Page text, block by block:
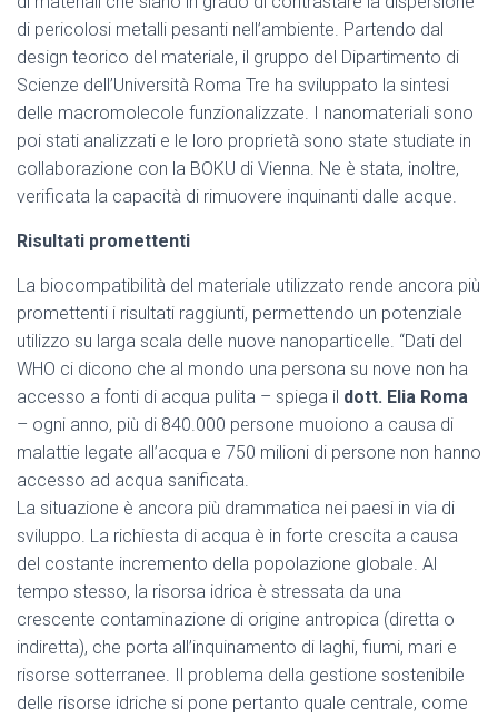
di pericolosi metalli pesanti nell’ambiente. Partendo dal
design teorico del materiale, il gruppo del Dipartimento di
Scienze dell’Università Roma Tre ha sviluppato la sintesi
delle macromolecole funzionalizzate. I nanomateriali sono
poi stati analizzati e le loro proprietà sono state studiate in
collaborazione con la BOKU di Vienna. Ne è stata, inoltre,
verificata la capacità di rimuovere inquinanti dalle acque.
Risultati promettenti
La biocompatibilità del materiale utilizzato rende ancora più
promettenti i risultati raggiunti, permettendo un potenziale
utilizzo su larga scala delle nuove nanoparticelle. “Dati del
WHO ci dicono che al mondo una persona su nove non ha
accesso a fonti di acqua pulita – spiega il dott. Elia Roma
– ogni anno, più di 840.000 persone muoiono a causa di
malattie legate all’acqua e 750 milioni di persone non hanno
accesso ad acqua sanificata.
La situazione è ancora più drammatica nei paesi in via di
sviluppo. La richiesta di acqua è in forte crescita a causa
del costante incremento della popolazione globale. Al
tempo stesso, la risorsa idrica è stressata da una
crescente contaminazione di origine antropica (diretta o
indiretta), che porta all’inquinamento di laghi, fiumi, mari e
risorse sotterranee. Il problema della gestione sostenibile
delle risorse idriche si pone pertanto quale centrale, come